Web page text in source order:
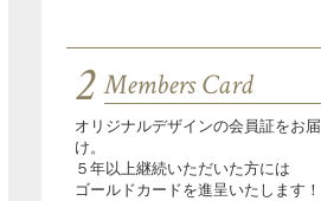
2 Members Card
オリジナルデザインの会員証をお届
け。
５年以上継続いただいた方には
ゴールドカードを進呈いたします！